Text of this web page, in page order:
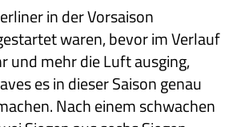
in der Vorsaison
waren, bevor im Verlauf
und mehr die Luft ausging,
es in dieser Saison genau
Nach einem schwachen